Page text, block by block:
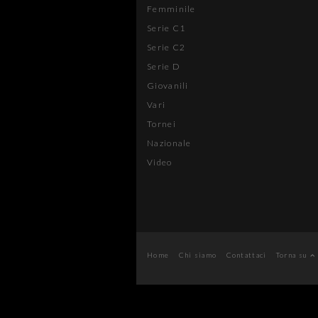
Femminile
Serie C1
Serie C2
Serie D
Giovanili
Vari
Tornei
Nazionale
Video
Home Chi siamo Contattaci Torna su